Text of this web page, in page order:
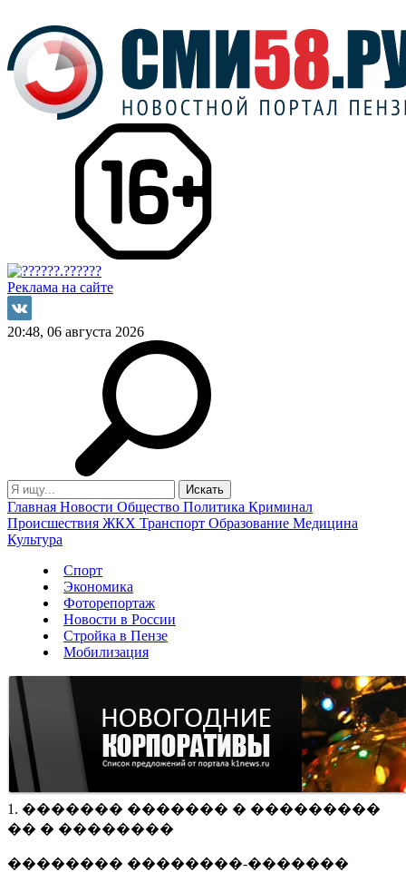
Реклама на сайте
20:48, 06 августа 2026
Главная Новости Общество Политика Криминал
Происшествия ЖКХ Транспорт Образование Медицина
Культура
Спорт
Экономика
Фоторепортаж
Новости в России
Стройка в Пензе
Мобилизация
1. ������� ������� � ���������
�� � ��������
�������� ��������-�������